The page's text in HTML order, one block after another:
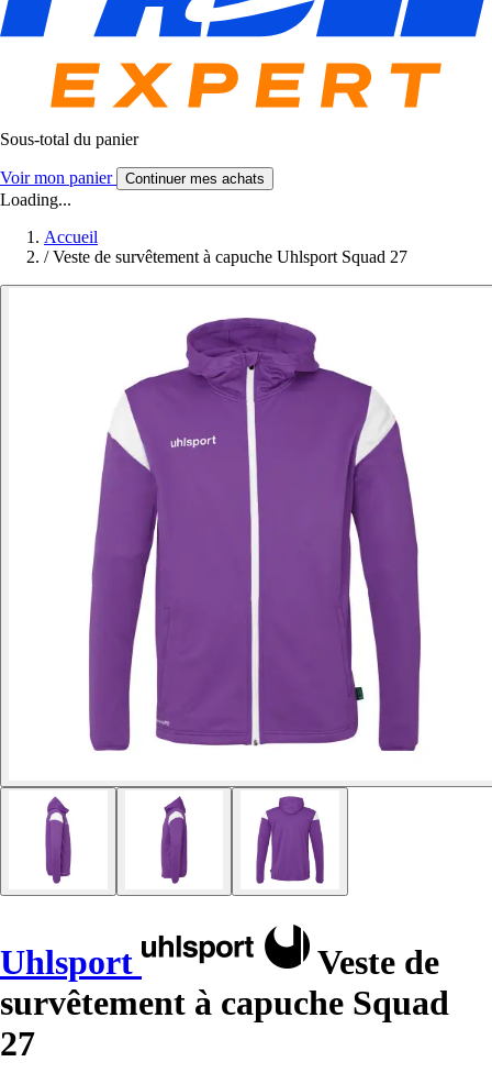
Sous-total du panier
Voir mon panier Continuer mes achats
Loading...
Accueil
/ Veste de survêtement à capuche Uhlsport Squad 27
Uhlsport
Veste de
survêtement à capuche Squad
27